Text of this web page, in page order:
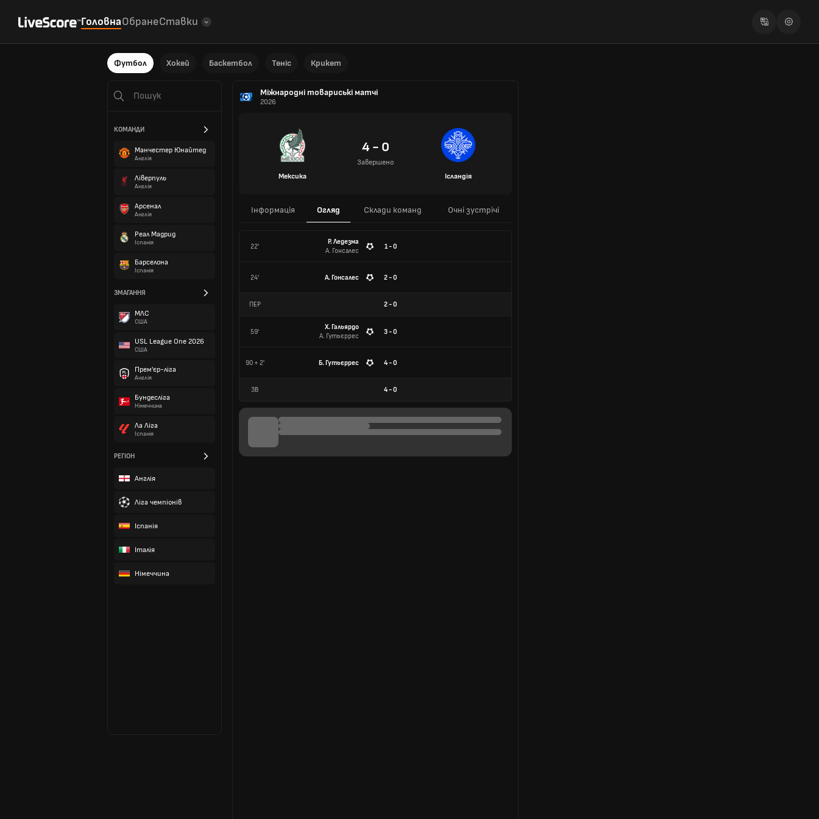
ГоловнаОбранеСтавки
Футбол Хокей Баскетбол Теніс Крикет
КОМАНДИ
Манчестер Юнайтед
Англія
Ліверпуль
Англія
Арсенал
Англія
Реал Мадрид
Іспанія
Барселона
Іспанія
ЗМАГАННЯ
МЛС
США
USL League One 2026
США
Прем'єр-ліга
Англія
Бундесліга
Німеччина
Ла Ліга
Іспанія
РЕГІОН
Англія
Ліга чемпіонів
Іспанія
Італія
Німеччина
Міжнародні товариські матчі
2026
Мексика
4 - 0
Завершено
Ісландія
Інформація Огляд Склади команд Очні зустрічі
22'
Р. Ледезма
А. Гонсалес
1 - 0
24' А. Гонсалес 2 - 0
ПЕР 2-0
59'
Х. Гальярдо
А. Гутьєррес
3 - 0
90 + 2' Б. Гутьєррес 4 - 0
ЗВ 4-0